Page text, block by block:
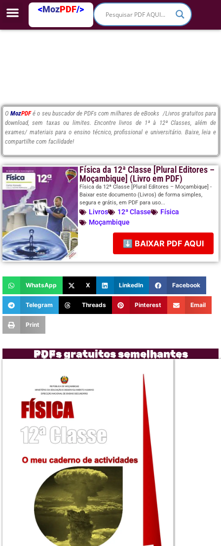
<MozPDF/>
OMozPDF é o seu buscador de PDFs com milhares de eBooks /Livros gratuitos para
download, sem taxas ou limites. Encontre livros de 1ª à 12ª Classes, além de
exames/ materiais para o ensino técnico, profissional e universitário. Baixe, leia e
compartilhe com facilidade!
Física da 12ª Classe [Plural Editores –
Moçambique] (Livro em PDF)
Física da 12ª Classe [Plural Editores – Moçambique] -
Baixar este documento (Livros) de forma simples,
segura e grátis, em PDF para uso...
Livros 12ª Classe
Física
Moçambique
⬇ BAIXAR PDF AQUI
WhatsApp X LinkedIn Facebook
Telegram Threads Pinterest Email
Print
PDFs gratuitos semelhantes